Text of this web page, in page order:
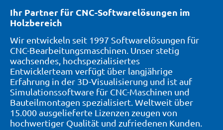
Ihr Partner für CNC-Softwarelösungen im
Holzbereich
Wir entwickeln seit 1997 Softwarelösungen für
CNC-Bearbeitungsmaschinen. Unser stetig
wachsendes, hochspezialisiertes
Entwicklerteam verfügt über langjährige
Erfahrung in der 3D-Visualisierung und ist auf
Simulationssoftware für CNC-Maschinen und
Bauteilmontagen spezialisiert. Weltweit über
15.000 ausgelieferte Lizenzen zeugen von
hochwertiger Qualität und zufriedenen Kunden.